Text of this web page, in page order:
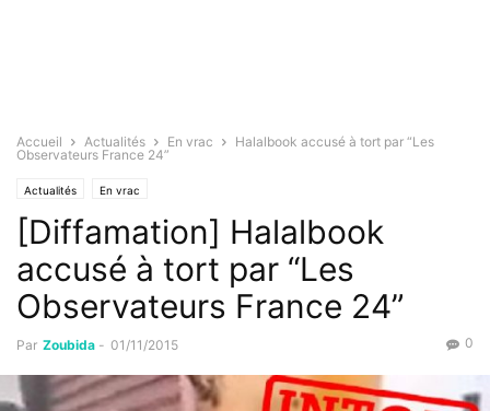
Accueil Actualités En vrac
Halalbook accusé à tort par “Les
Observateurs France 24”
Actualités En vrac
[Diffamation] Halalbook
accusé à tort par “Les
Observateurs France 24”
Par Zoubida - 01/11/2015 0